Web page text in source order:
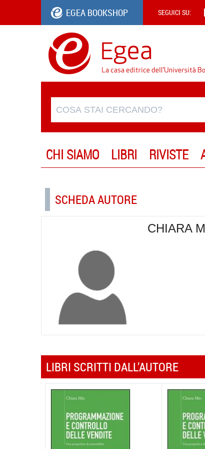
EGEA BOOKSHOP SEGUICI SU:
CHI SIAMO LIBRI RIVISTE
SCHEDA AUTORE
CHIARA
LIBRI SCRITTI DALL’AUTORE